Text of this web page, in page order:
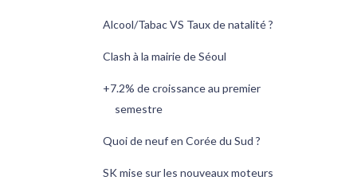
Alcool/Tabac VS Taux de natalité ?
Clash à la mairie de Séoul
+7.2% de croissance au premier
semestre
Quoi de neuf en Corée du Sud ?
SK mise sur les nouveaux moteurs